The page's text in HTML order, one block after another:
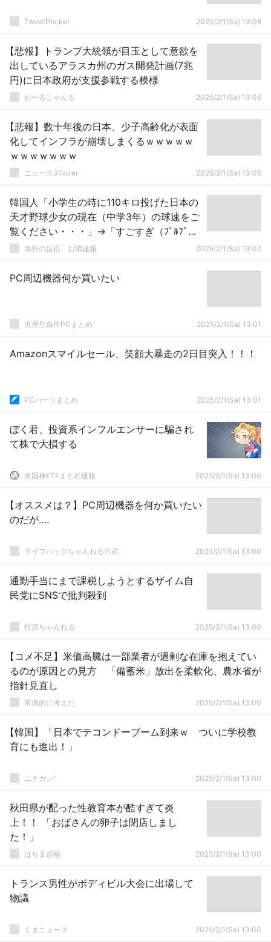
TweetPocket 2025/2/1(Sa) 13:08
【悲報】トランプ大統領が目玉として意欲を
出しているアラスカ州のガス開発計画(7兆
円)に日本政府が支援参戦する模様
おーるじゃんる 2025/2/1(Sa) 13:06
【悲報】数十年後の日本、少子高齢化が表面
化してインフラが崩壊しまくるｗｗｗｗｗ
ｗｗｗｗｗｗｗ
ニュース30over 2025/2/1(Sa) 13:05
韓国人「小学生の時に110キロ投げた日本の
天才野球少女の現在（中学3年）の球速をご
覧ください・・・」→「すごすぎ（ﾌﾞﾙﾌﾞ
ﾙ）」「フィジカルからしてすごいわｗｗ
海外の反応 お隣速報 2025/2/1(Sa) 13:02
PC周辺機器何か買いたい
汎用型自作PCまとめ 2025/2/1(Sa) 13:01
Amazonスマイルセール、笑顔大暴走の2日目突入！！！
PCパーツまとめ 2025/2/1(Sa) 13:01
ぼく君、投資系インフルエンサーに騙され
て株で大損する
米国株ETFまとめ速報 2025/2/1(Sa) 13:00
【オススメは？】PC周辺機器を何か買いたい
のだが‥‥
ライフハックちゃんねる弐式 2025/2/1(Sa) 13:00
通勤手当にまで課税しようとするザイム自
民党にSNSで批判殺到
投資ちゃんねる 2025/2/1(Sa) 13:00
【コメ不足】米価高騰は一部業者が過剰な在庫を抱えてい
るのが原因との見方 「備蓄米」放出を柔軟化、農水省が
指針見直し
常識的に考えた 2025/2/1(Sa) 13:00
【韓国】「日本でテコンドーブーム到来ｗ ついに学校教
育にも進出！」
ニチカン! 2025/2/1(Sa) 13:00
秋田県が配った性教育本が酷すぎて炎
上！！ 「おばさんの卵子は閉店しまし
た！」
はちま起稿 2025/2/1(Sa) 13:00
トランス男性がボディビル大会に出場して
物議
くまニュース 2025/2/1(Sa) 13:00